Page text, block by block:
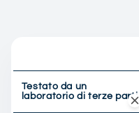
Testato da un
laboratorio di terze parti